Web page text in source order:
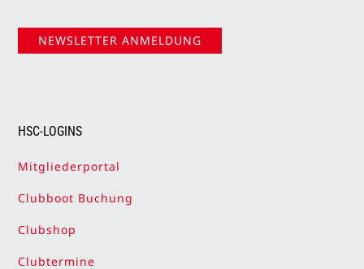
NEWSLETTER ANMELDUNG
HSC-LOGINS
Mitgliederportal
Clubboot Buchung
Clubshop
Clubtermine